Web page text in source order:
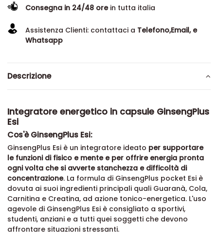
Consegna in 24/48 orein tutta italia
Assistenza Clienti: contattaci a Telefono,Email, e
Whatsapp
Descrizione
Integratore energetico in capsule GinsengPlus
Esi
Cos'è GinsengPlus Esi:
GinsengPlus Esi è un integratore ideato per supportare
le funzioni di fisico e mente e per offrire energia pronta
ogni volta che si avverte stanchezza e difficoltà di
concentrazione. La formula di GinsengPlus pocket Esi è
dovuta ai suoi ingredienti principali quali Guaranà, Cola,
Carnitina e Creatina, ad azione tonico-energetica. L'uso
agevole di GinsengPlus Esi è consigliato a sportivi,
studenti, anziani e a tutti quei soggetti che devono
affrontare situazioni stressanti.